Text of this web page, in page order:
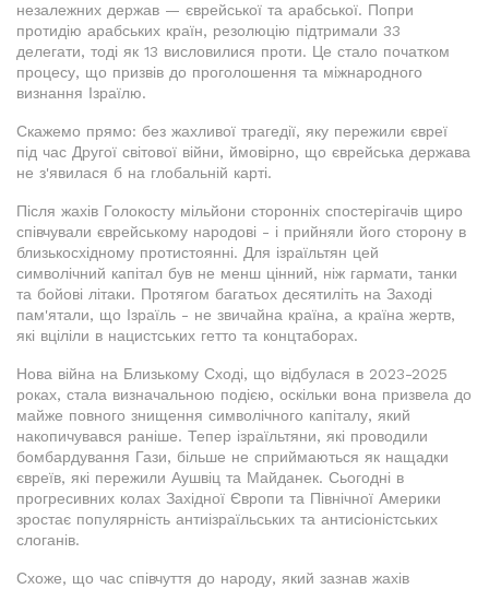
незалежних держав — єврейської та арабської. Попри
протидію арабських країн, резолюцію підтримали 33
делегати, тоді як 13 висловилися проти. Це стало початком
процесу, що призвів до проголошення та міжнародного
визнання Ізраїлю.
Скажемо прямо: без жахливої трагедії, яку пережили євреї
під час Другої світової війни, ймовірно, що єврейська держава
не з'явилася б на глобальній карті.
Після жахів Голокосту мільйони сторонніх спостерігачів щиро
співчували єврейському народові - і прийняли його сторону в
близькосхідному протистоянні. Для ізраїльтян цей
символічний капітал був не менш цінний, ніж гармати, танки
та бойові літаки. Протягом багатьох десятиліть на Заході
пам'ятали, що Ізраїль - не звичайна країна, а країна жертв,
які вціліли в нацистських гетто та концтаборах.
Нова війна на Близькому Сході, що відбулася в 2023-2025
роках, стала визначальною подією, оскільки вона призвела до
майже повного знищення символічного капіталу, який
накопичувався раніше. Тепер ізраїльтяни, які проводили
бомбардування Гази, більше не сприймаються як нащадки
євреїв, які пережили Аушвіц та Майданек. Сьогодні в
прогресивних колах Західної Європи та Північної Америки
зростає популярність антиізраїльських та антисіоністських
слоганів.
Схоже, що час співчуття до народу, який зазнав жахів